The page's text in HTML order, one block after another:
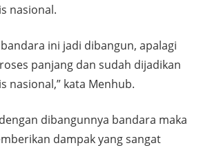
nasional.
ini jadi dibangun, apalagi
panjang dan sudah dijadikan
nasional,” kata Menhub.
dibangunnya bandara maka
dampak yang sangat